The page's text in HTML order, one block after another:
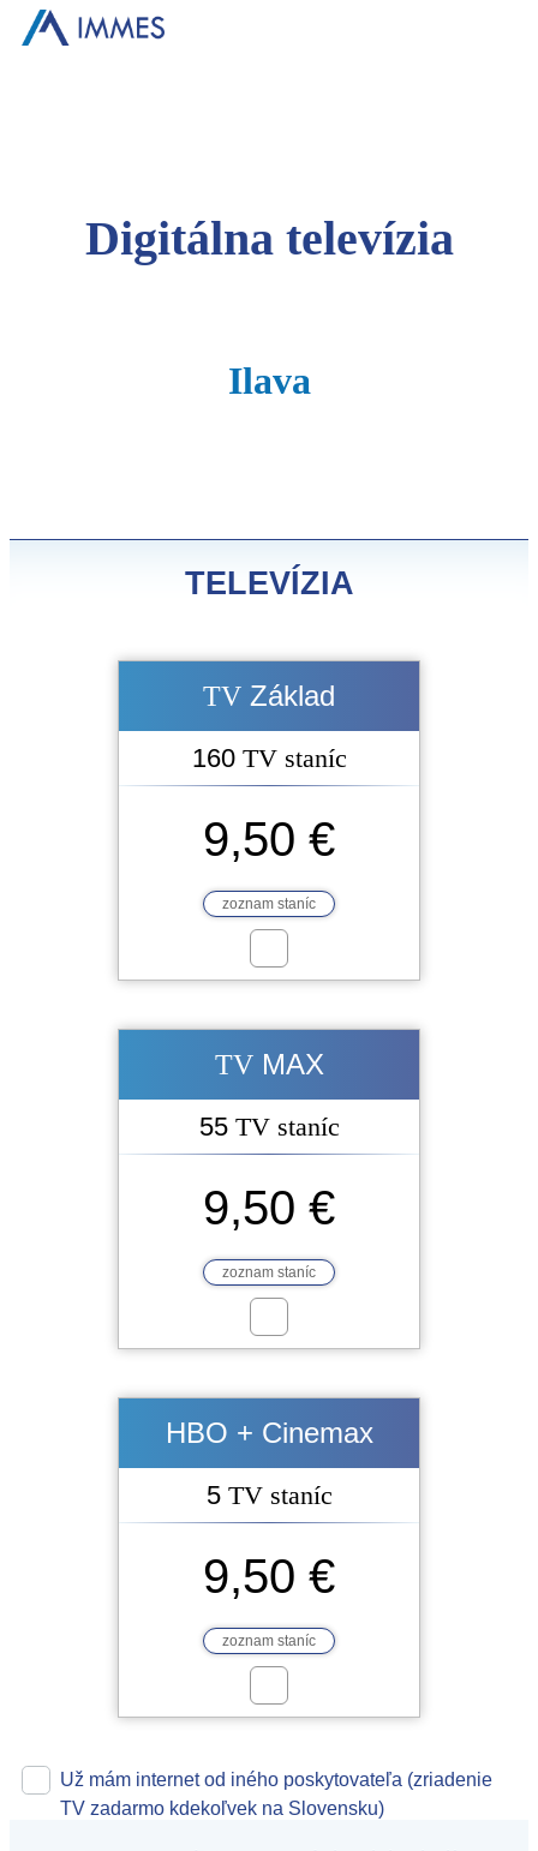
Digitálna televízia
Ilava
TELEVÍZIA
TV Základ
160 TV staníc
9,50 €
zoznam staníc
TVMAX
55 TV staníc
9,50 €
zoznam staníc
HBO + Cinemax
5 TV staníc
9,50 €
zoznam staníc
Už mám internet od iného poskytovateľa (zriadenie
TV zadarmo kdekoľvek na Slovensku)